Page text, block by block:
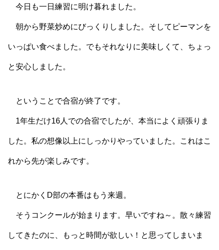
今日も一日練習に明け暮れました。
朝から野菜炒めにびっくりしました。そしてピーマンを
いっぱい食べました。でもそれなりに美味しくて、ちょっ
と安心しました。
ということで合宿が終了です。
1年生だけ16人での合宿でしたが、本当によく頑張りま
した。私の想像以上にしっかりやっていました。これはこ
れから先が楽しみです。
とにかくD部の本番はもう来週。
そうコンクールが始まります。早いですね～。散々練習
してきたのに、もっと時間が欲しい！と思ってしまいま